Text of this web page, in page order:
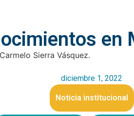
en
Sierra Vásquez.
diciembre 1, 2022
Noticia institucional